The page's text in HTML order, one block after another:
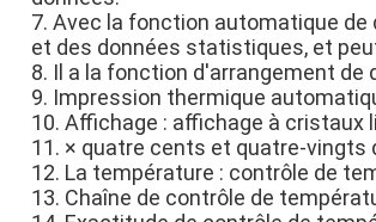
7. Avec la fonction automatique
et des données statistiques, et
8. Il a la fonction d'arrangement de
9. Impression thermique
10. Affichage : affichage à cristaux
11. × quatre cents et quatre-vingts
12. La température : contrôle de
13. Chaîne de contrôle de